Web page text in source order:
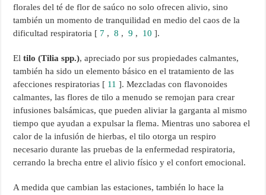
florales del té de flor de saúco no solo ofrecen alivio, sino
también un momento de tranquilidad en medio del caos de la
dificultad respiratoria [ 7 ,8 ,9 , 10 ].
Eltilo (Tilia spp.), apreciado por sus propiedades calmantes,
también ha sido un elemento básico en el tratamiento de las
afecciones respiratorias [ 11 ]. Mezcladas con flavonoides
calmantes, las flores de tilo a menudo se remojan para crear
infusiones balsámicas, que pueden aliviar la garganta al mismo
tiempo que ayudan a expulsar la flema. Mientras uno saborea el
calor de la infusión de hierbas, el tilo otorga un respiro
necesario durante las pruebas de la enfermedad respiratoria,
cerrando la brecha entre el alivio físico y el confort emocional.
A medida que cambian las estaciones, también lo hace la